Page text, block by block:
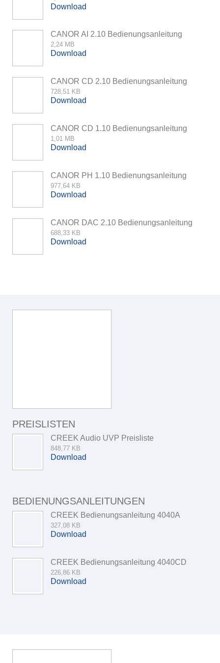
Download
CANOR AI 2.10 Bedienungsanleitung
2,24 MB
Download
CANOR CD 2.10 Bedienungsanleitung
728,51 KB
Download
CANOR CD 1.10 Bedienungsanleitung
1,01 MB
Download
CANOR PH 1.10 Bedienungsanleitung
977,64 KB
Download
CANOR DAC 2.10 Bedienungsanleitung
688,33 KB
Download
PREISLISTEN
CREEK Audio UVP Preisliste
848,77 KB
Download
BEDIENUNGSANLEITUNGEN
CREEK Bedienungsanleitung 4040A
327,08 KB
Download
CREEK Bedienungsanleitung 4040CD
226,86 KB
Download